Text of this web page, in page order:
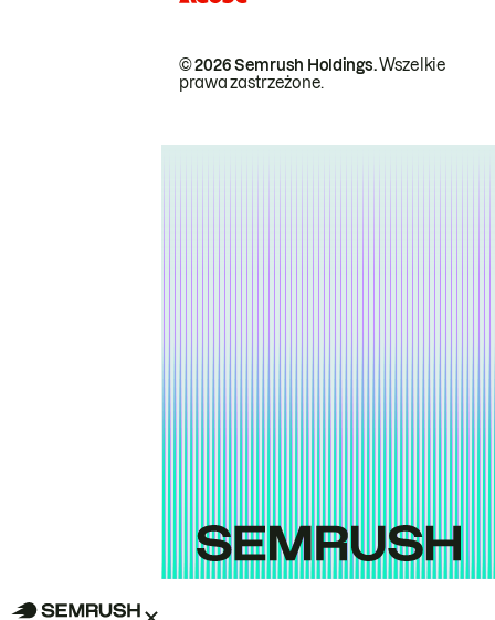
© 2026 Semrush Holdings.Wszelkie
prawa zastrzeżone.